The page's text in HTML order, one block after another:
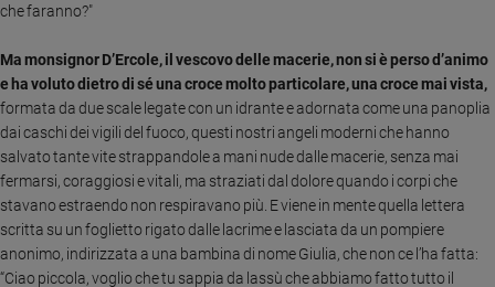
di
Caso
della
settimana
Migranti
Diversità
e
inclusione
Costume
Cultura
che faranno?"
Ma monsignor D’Ercole, il vescovo delle macerie, non si è perso d’animo
e ha voluto dietro di sé una croce molto particolare, una croce mai vista,
formata da due scale legate con un idrante e adornata come una panoplia
dai caschi dei vigili del fuoco, questi nostri angeli moderni che hanno
salvato tante vite strappandole a mani nude dalle macerie, senza mai
fermarsi, coraggiosi e vitali, ma straziati dal dolore quando i corpi che
stavano estraendo non respiravano più. E viene in mente quella lettera
scritta su un foglietto rigato dalle lacrime e lasciata da un pompiere
anonimo, indirizzata a una bambina di nome Giulia, che non ce l’ha fatta:
“Ciao piccola, voglio che tu sappia da lassù che abbiamo fatto tutto il